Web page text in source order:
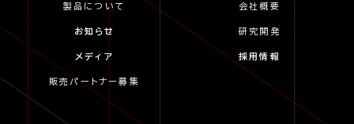
製品について 会社概要
お知らせ 研究開発
メディア 採用情報
販売パートナー募集